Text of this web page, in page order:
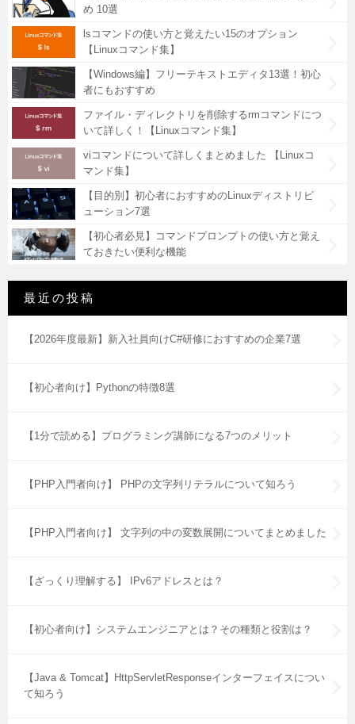
め 10選
lsコマンドの使い方と覚えたい15のオプション
【Linuxコマンド集】
【Windows編】フリーテキストエディタ13選！初心
者にもおすすめ
ファイル・ディレクトリを削除するrmコマンドにつ
いて詳しく！【Linuxコマンド集】
viコマンドについて詳しくまとめました 【Linuxコ
マンド集】
【目的別】初心者におすすめのLinuxディストリビ
ューション7選
【初心者必見】コマンドプロンプトの使い方と覚え
ておきたい便利な機能
最近の投稿
【2026年度最新】新入社員向けC#研修におすすめの企業7選
【初心者向け】Pythonの特徴8選
【1分で読める】プログラミング講師になる7つのメリット
【PHP入門者向け】 PHPの文字列リテラルについて知ろう
【PHP入門者向け】 文字列の中の変数展開についてまとめました
【ざっくり理解する】 IPv6アドレスとは？
【初心者向け】システムエンジニアとは？その種類と役割は？
【Java & Tomcat】HttpServletResponseインターフェイスについ
て知ろう